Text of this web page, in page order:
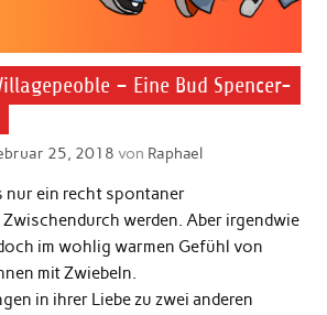
– Eine Bud Spencer-
25, 2018 von Raphael
nur ein recht spontaner
werden. Aber irgendwie
im wohlig warmen Gefühl von
mit Zwiebeln.
in ihrer Liebe zu zwei anderen